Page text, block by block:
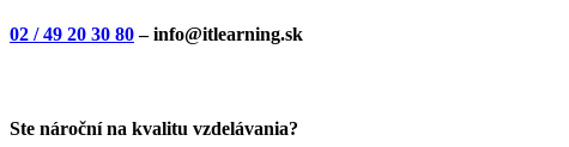
02 / 49 20 30 80– info@itlearning.sk
Ste nároční na kvalitu vzdelávania?